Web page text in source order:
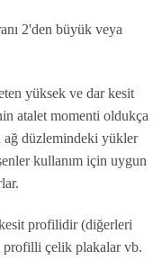
2'den büyük veya
yüksek ve dar kesit
atalet momenti oldukça
ağ düzlemindeki yükler
kullanım için uygun
profilidir (diğerleri
profilli çelik plakalar vb.